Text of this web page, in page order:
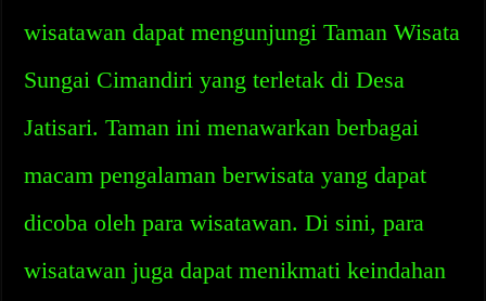
wisatawan dapat mengunjungi Taman Wisata
Sungai Cimandiri yang terletak di Desa
Jatisari. Taman ini menawarkan berbagai
macam pengalaman berwisata yang dapat
dicoba oleh para wisatawan. Di sini, para
wisatawan juga dapat menikmati keindahan